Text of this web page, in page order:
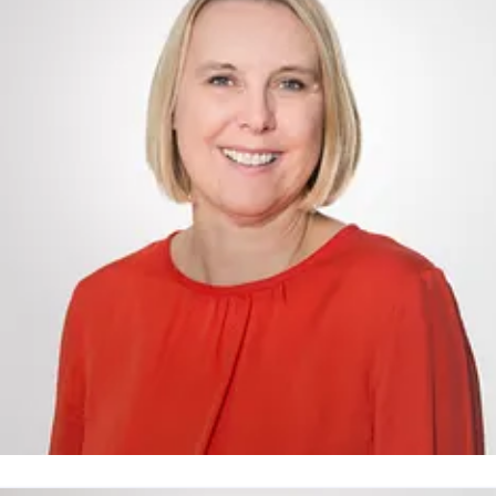
DE194533636 Vorsitzender des Aufsichtsrates:
Staatssekretär Hendrik Fischer | Geschäftsführer:
Dieter Hütte